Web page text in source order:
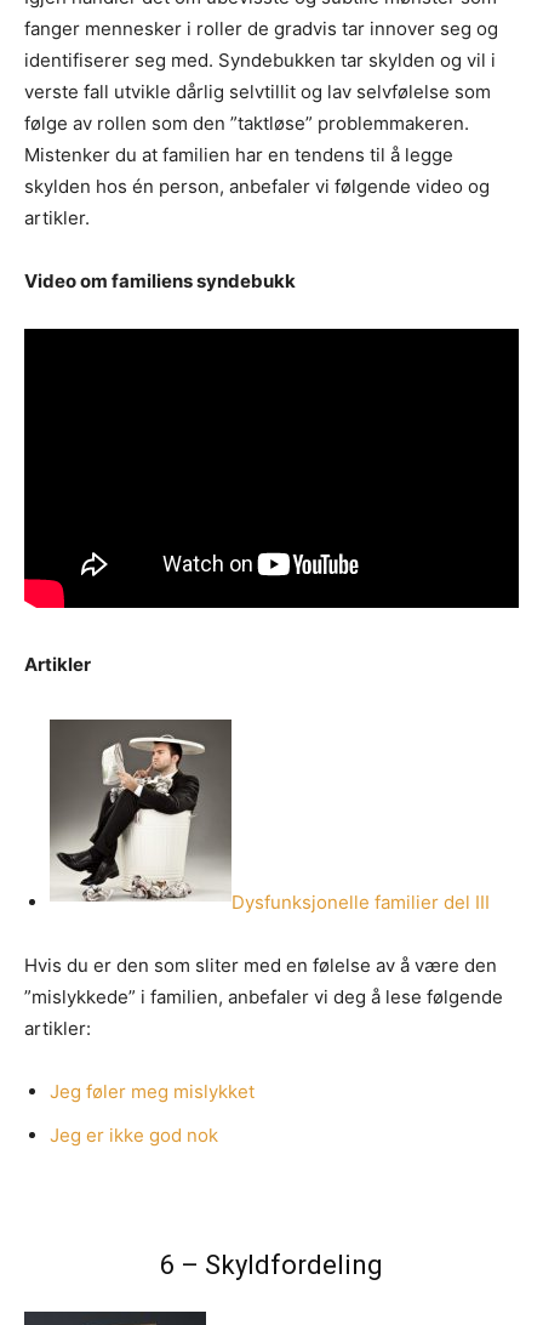
fanger mennesker i roller de gradvis tar innover seg og
identifiserer seg med. Syndebukken tar skylden og vil i
verste fall utvikle dårlig selvtillit og lav selvfølelse som
følge av rollen som den ”taktløse” problemmakeren.
Mistenker du at familien har en tendens til å legge
skylden hos én person, anbefaler vi følgende video og
artikler.
Video om familiens syndebukk
Artikler
Dysfunksjonelle familier del III
Hvis du er den som sliter med en følelse av å være den
”mislykkede” i familien, anbefaler vi deg å lese følgende
artikler:
Jeg føler meg mislykket
Jeg er ikke god nok
6 – Skyldfordeling